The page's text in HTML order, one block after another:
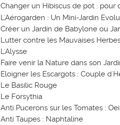
Changer un Hibiscus de pot : pour
L'Aérogarden : Un Mini-Jardin
Créer un Jardin de Babylone ou
Lutter contre les Mauvaises
L'Alysse
Faire venir la Nature dans son
Eloigner les Escargots : Couple
Le Basilic Rouge
Le Forsythia
Anti Pucerons sur les Tomates :
Anti Taupes : Naphtaline